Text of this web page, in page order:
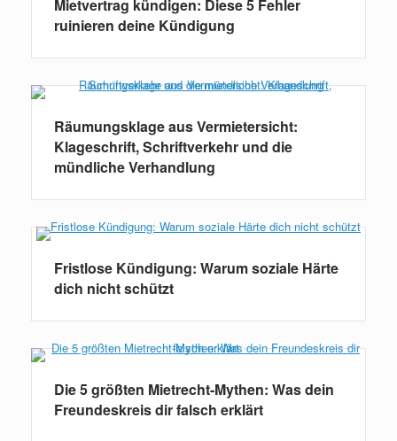
Mietvertrag kündigen: Diese 5 Fehler
ruinieren deine Kündigung
Räumungsklage aus Vermietersicht:
Klageschrift, Schriftverkehr und die
mündliche Verhandlung
Fristlose Kündigung: Warum soziale Härte
dich nicht schützt
Die 5 größten Mietrecht-Mythen: Was dein
Freundeskreis dir falsch erklärt